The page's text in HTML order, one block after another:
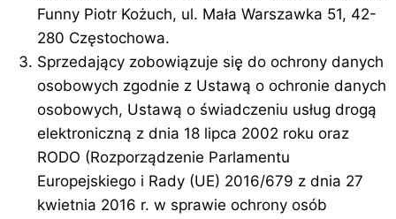
Funny Piotr Kożuch, ul. Mała Warszawka 51, 42-
280 Częstochowa.
Sprzedający zobowiązuje się̨ do ochrony danych
osobowych zgodnie z Ustawą o ochronie danych
osobowych, Ustawą o świadczeniu usług drogą
elektroniczną z dnia 18 lipca 2002 roku oraz
RODO (Rozporządzenie Parlamentu
Europejskiego i Rady (UE) 2016/679 z dnia 27
kwietnia 2016 r. w sprawie ochrony osób